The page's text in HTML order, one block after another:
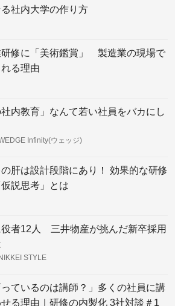
る社内大学の作り方
研修に「美術鑑賞」 製造業の現場で
る理由
社内教育」なんて若い社員をバカにし
Infinity(ウェッジ)
肝は設計段階にあり！ 効果的な研修
説思考」とは
者12人 三井物産が挑んだ新卒採用
NIKKEI STYLE
っているのは講師？」多くの社員に講
る理由｜研修の内製化 3社対談＃1